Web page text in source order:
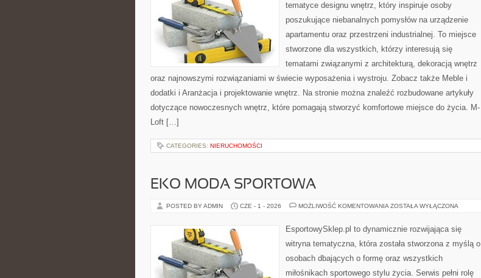
tematyce designu wnętrz, który inspiruje osoby
poszukujące niebanalnych pomysłów na urządzenie
apartamentu oraz przestrzeni industrialnej. To miejsce
stworzone dla wszystkich, którzy interesują się
tematami związanymi z architekturą, dekoracją wnętrz
oraz najnowszymi rozwiązaniami w świecie wyposażenia i wystroju. Zobacz także Meble i
dodatki i Aranżacja i projektowanie wnętrz. Na stronie można znaleźć rozbudowane artykuły
dotyczące nowoczesnych wnętrz, które pomagają stworzyć komfortowe miejsce do życia. M-
Loft […]
CATEGORIES: NIERUCHOMOŚCI
EKO MODA SPORTOWA
POSTED BY ADMIN CZE - 1 - 2026 MOŻLIWOŚĆ KOMENTOWANIA EKO
ZOSTAŁA WYŁĄCZONA
EsportowySklep.pl to dynamicznie rozwijająca się
witryna tematyczna, która została stworzona z myślą o
osobach dbających o formę oraz wszystkich
miłośnikach sportowego stylu życia. Serwis pełni rolę